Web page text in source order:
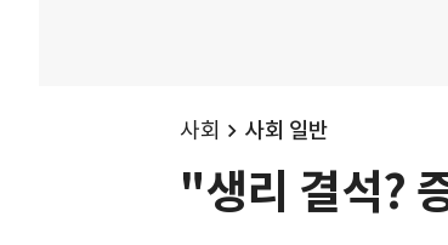
사회 사회 일반
"생리 결석?